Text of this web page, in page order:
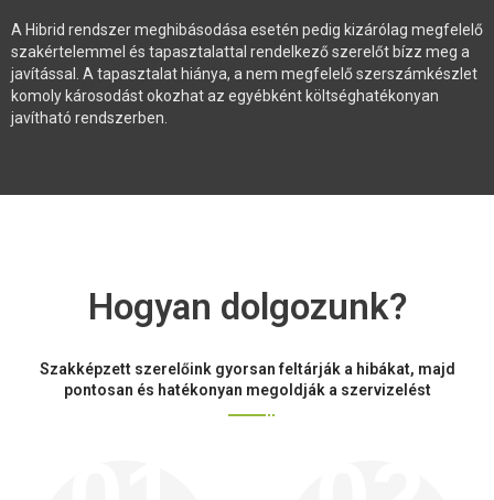
A Hibrid rendszer meghibásodása esetén pedig kizárólag megfelelő
szakértelemmel és tapasztalattal rendelkező szerelőt bízz meg a
javítással. A tapasztalat hiánya, a nem megfelelő szerszámkészlet
komoly károsodást okozhat az egyébként költséghatékonyan
javítható rendszerben.
Hogyan dolgozunk?
Szakképzett szerelőink gyorsan feltárják a hibákat, majd
pontosan és hatékonyan megoldják a szervizelést